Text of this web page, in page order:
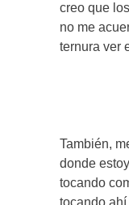
creo que
no me
ternura ver
También,
donde
tocando